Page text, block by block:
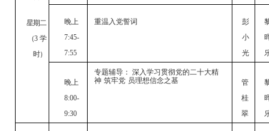
星期二
（3 学
时）
晚上
7:45-
7:55
重温入党誓词
彭
小
光
晚上
8:00-
9:30
专题辅导： 深入学习贯彻党的二十大精
神 筑牢党 员理想信念之基
管
桂
翠